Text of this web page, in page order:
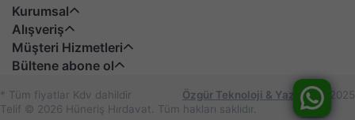
Kurumsal
Alışveriş
Müşteri Hizmetleri
Bültene abone ol
* Tüm fiyatlar Kdv dahildir Özgür Teknoloji & Yazılım © 2025
Telif © 2026 Hüneriş Hırdavat. Tüm hakları saklıdır.